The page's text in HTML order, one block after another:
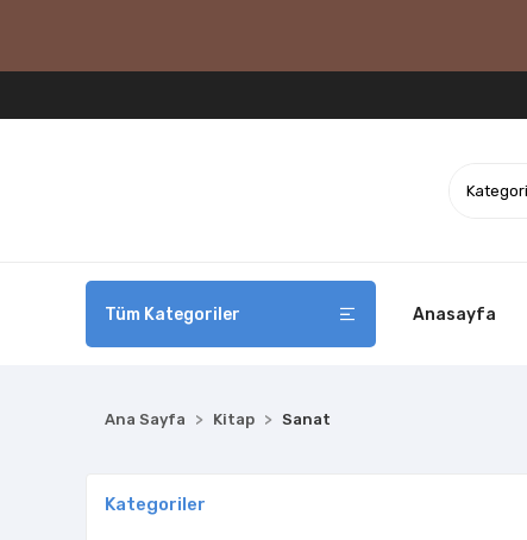
Tüm Kategoriler Anasayfa
Ana Sayfa Kitap Sanat
Kategoriler